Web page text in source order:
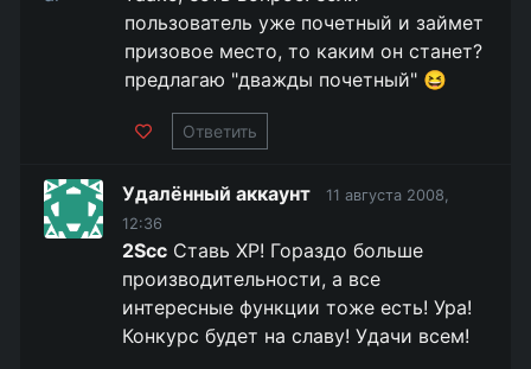
пользователь уже почетный и займет
призовое место, то каким он станет?
предлагаю "дважды почетный" 😆
Ответить
Удалённый аккаунт
11 августа 2008,
12:36
2Scc Ставь ХР! Гораздо больше
производительности, а все
интересные функции тоже есть! Ура!
Конкурс будет на славу! Удачи всем!